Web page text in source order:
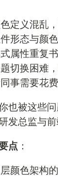
定义混乱
形态与颜
属性重复
切换困难
事需要花
也被这些
发总监与前
点 ：
颜色架构